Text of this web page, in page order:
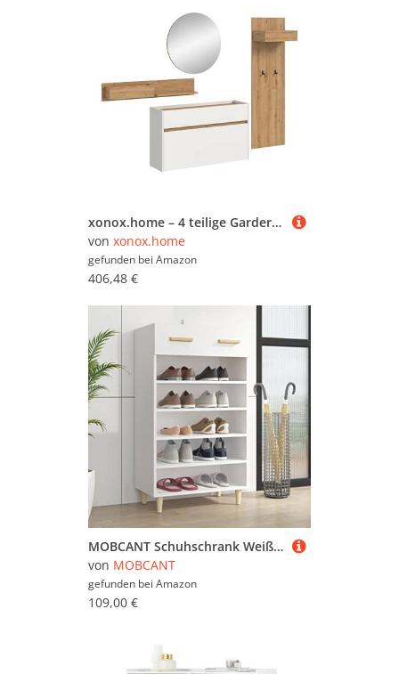
xonox.home – 4 teilige Garderobenkombination Drive 205x197x32 cm in Weiß und Artisan Oak Nachbildung – Set mit Spiegel, Paneel & Schuhkommode – Moderne Garderobe für Diele & Eingangsbereich
von xonox.home
gefunden bei Amazon
406,48 €
MOBCANT Schuhschrank Weiß 60x35x105 cm Holzwerkstoff, Flurschrank Schuhkommode Shoe Cabinet Schuhorganizer Geeignet für Wohnzimmer Hotel Wohnheim Schlafzimmer
von MOBCANT
gefunden bei Amazon
109,00 €